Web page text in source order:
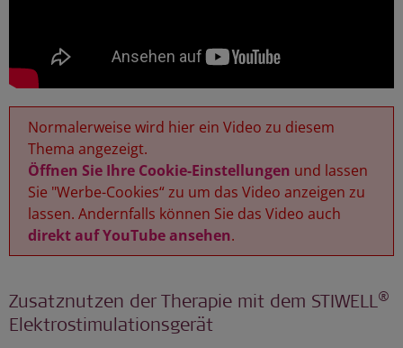
Normalerweise wird hier ein Video zu diesem
Thema angezeigt.
Öffnen Sie Ihre Cookie-Einstellungen und lassen
Sie "Werbe-Cookies“ zu um das Video anzeigen zu
lassen. Andernfalls können Sie das Video auch
direkt auf YouTube ansehen.
Zusatznutzen der Therapie mit dem STIWELL®
Elektrostimulationsgerät